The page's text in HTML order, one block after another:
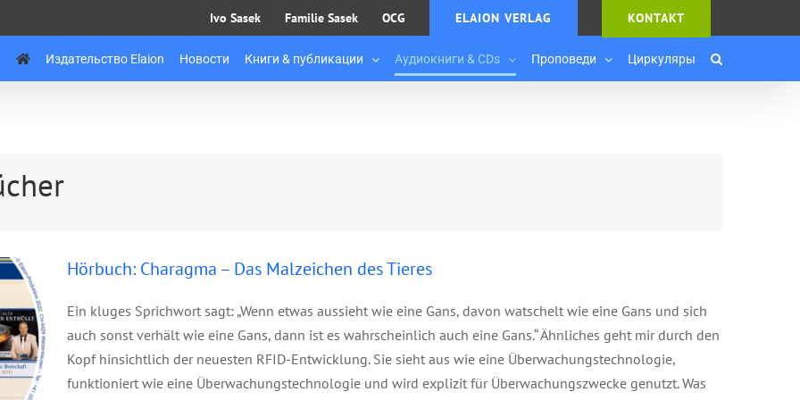
Ivo Sasek Familie Sasek OCG ELAION VERLAG KONTAKT
Издательство Elaion Новости Книги & публикации Аудиокниги & CDs Проповеди Циркуляры
Hörbuch: Charagma – Das Malzeichen des Tieres
Ein kluges Sprichwort sagt: „Wenn etwas aussieht wie eine Gans, davon watschelt wie eine Gans und sich
auch sonst verhält wie eine Gans, dann ist es wahrscheinlich auch eine Gans.“ Ähnliches geht mir durch den
Kopf hinsichtlich der neuesten RFID-Entwicklung. Sie sieht aus wie eine Überwachungstechnologie,
funktioniert wie eine Überwachungstechnologie und wird explizit für Überwachungszwecke genutzt. Was